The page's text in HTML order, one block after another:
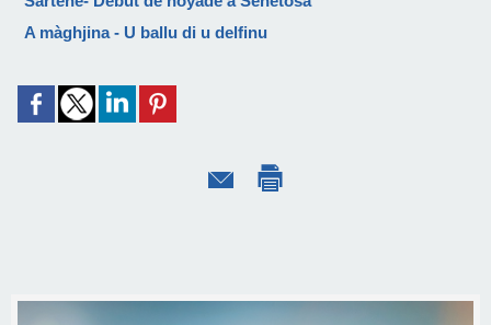
A màghjina - U ballu di u delfinu